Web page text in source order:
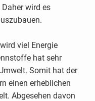
wird es
viel Energie
hat sehr
Somit hat der
einen erheblichen
Abgesehen davon